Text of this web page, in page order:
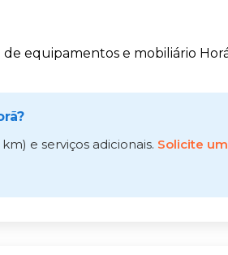
de equipamentos e mobiliário
e serviços adicionais. Solicite